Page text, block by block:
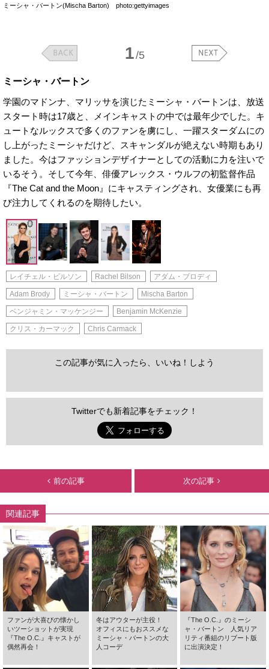
ミーシャ・バートン(Mischa Barton) photo:gettyimages
1/5
ミーシャ・バートン
学園のマドンナ、マリッサを演じたミーシャ・バートンは、放送
スタート時は17歳と、メインキャストの中では最年少でした。キ
ュートなルックスで多くのファンを虜にし、一躍スターダムにの
し上がったミーシャだけど、スキャンダルが絶えない時期もあり
ました。今はファッションデザイナーとしての活動に力を注いで
いるそう。そして今年、俳優アレックス・ウルフの初監督作品
『The Cat and the Moon』にキャスティングされ、女優業にも再
び注力してくれるのを期待したい。
レイチェル・ビルソン Rachel Bilson アダム・ブロディ
Adam Brody ミーシャ・バートン Mischa Barton
ベンジャミン・マッケンジー Benjamin McKenzie
クリス・カーマック Chris Carmack
この記事が気に入ったら、いいね！しよう
Twitterでも新着記事をチェック！
前の記事 次の記事
関連記事
ファンが大喜びの懐かし
いツーショットが実現
『The O.C.』キャストが
偶然再会！
冬はアウターが主役！
オフィスにもおススメな
ミーシャ・バートンの大
人コーデ
『The O.C.』のミーシ
ャ・バートン 人気リア
リティ番組のリブート版
に出演決定！